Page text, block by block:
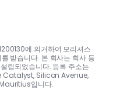
에 의거하여 모리셔스
받습니다. 본 회사는 회사 등
립되었습니다. 등록 주소는
Catalyst, Silicon Avenue,
입니다.